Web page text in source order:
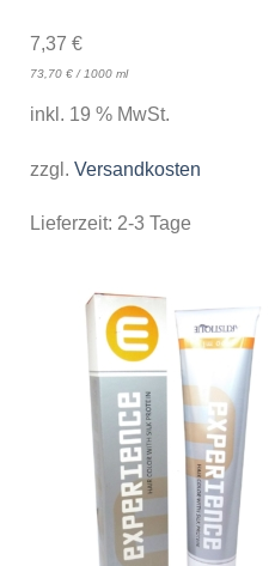
7,37 €
73,70 €/ 1000 ml
inkl. 19 % MwSt.
zzgl. Versandkosten
Lieferzeit: 2-3 Tage